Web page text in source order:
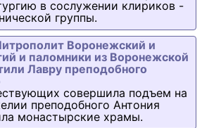
в сослужении клириков -
группы.
Воронежский и
и паломники из Воронежской
Лавру преподобного
совершила подъем на
преподобного Антония
монастырские храмы.